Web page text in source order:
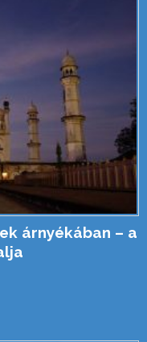
árnyékában – a